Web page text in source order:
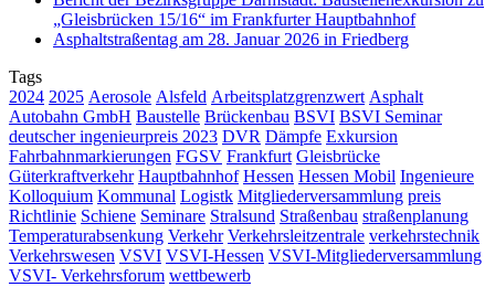
„Gleisbrücken 15/16“ im Frankfurter Hauptbahnhof
Asphaltstraßentag am 28. Januar 2026 in Friedberg
Tags
2024 2025 Aerosole Alsfeld Arbeitsplatzgrenzwert Asphalt
Autobahn GmbH Baustelle Brückenbau BSVI BSVI Seminar
deutscher ingenieurpreis 2023 DVR Dämpfe Exkursion
Fahrbahnmarkierungen FGSV Frankfurt Gleisbrücke
Güterkraftverkehr Hauptbahnhof Hessen Hessen Mobil Ingenieure
Kolloquium Kommunal Logistk Mitgliederversammlung preis
Richtlinie Schiene Seminare Stralsund Straßenbau straßenplanung
Temperaturabsenkung Verkehr Verkehrsleitzentrale verkehrstechnik
Verkehrswesen VSVI VSVI-Hessen VSVI-Mitgliederversammlung
VSVI- Verkehrsforum wettbewerb